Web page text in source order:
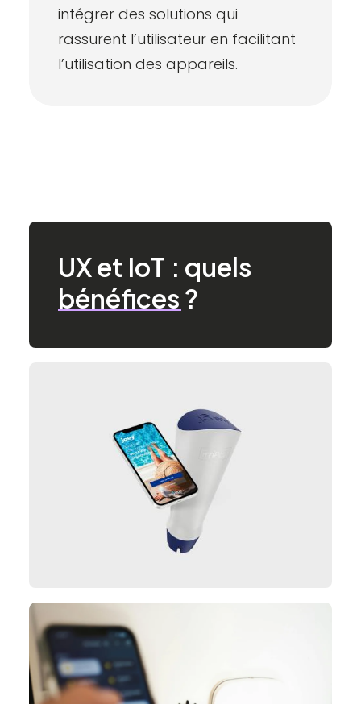
intégrer des solutions qui
rassurent l’utilisateur en facilitant
l’utilisation des appareils.
UXet IoT : quels
bénéfices ?